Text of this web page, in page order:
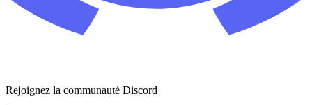
Rejoignez la communauté Discord